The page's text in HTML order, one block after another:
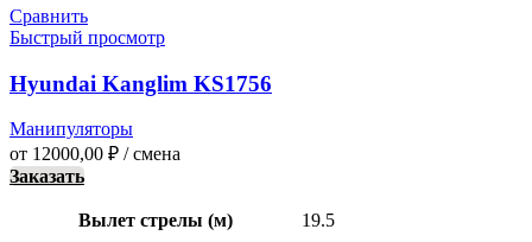
Сравнить
Быстрый просмотр
Hyundai Kanglim KS1756
Манипуляторы
от 12000,00 ₽ / смена
Заказать
Вылет стрелы (м) 19.5